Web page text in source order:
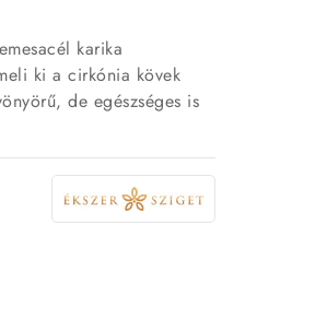
karika
ki a cirkónia kövek
de egészséges is